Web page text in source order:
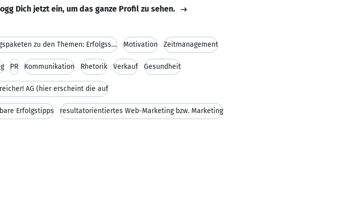
Dich jetzt ein, um das ganze Profil zu sehen.
DVDs und Erfolgspaketen zu den Themen: Erfolgsstra Motivation Zeitmanagement
PR Kommunikation Rhetorik Verkauf Gesundheit
AG (hier erscheint die auf
Erfolgstipps resultatorientiertes Web-Marketing bzw. Marketing